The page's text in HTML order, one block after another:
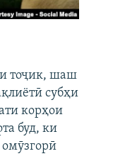
тоҷик, шаш
субҳи
корҳои
буд, ки